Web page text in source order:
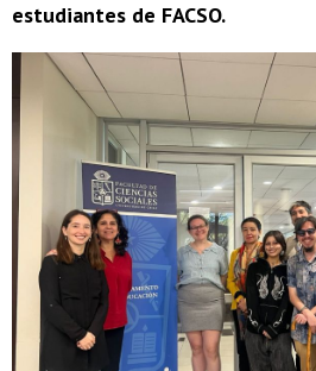
estudiantes de FACSO.